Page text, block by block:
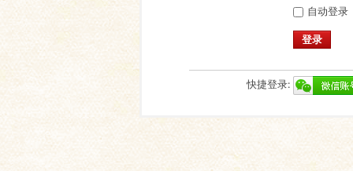
自动登录
登录
快捷登录: